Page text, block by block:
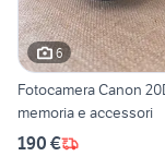
6
Fotocamera Canon
memoria e accessori
190 €